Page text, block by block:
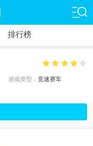
排行榜
游戏类型： 竞速赛车